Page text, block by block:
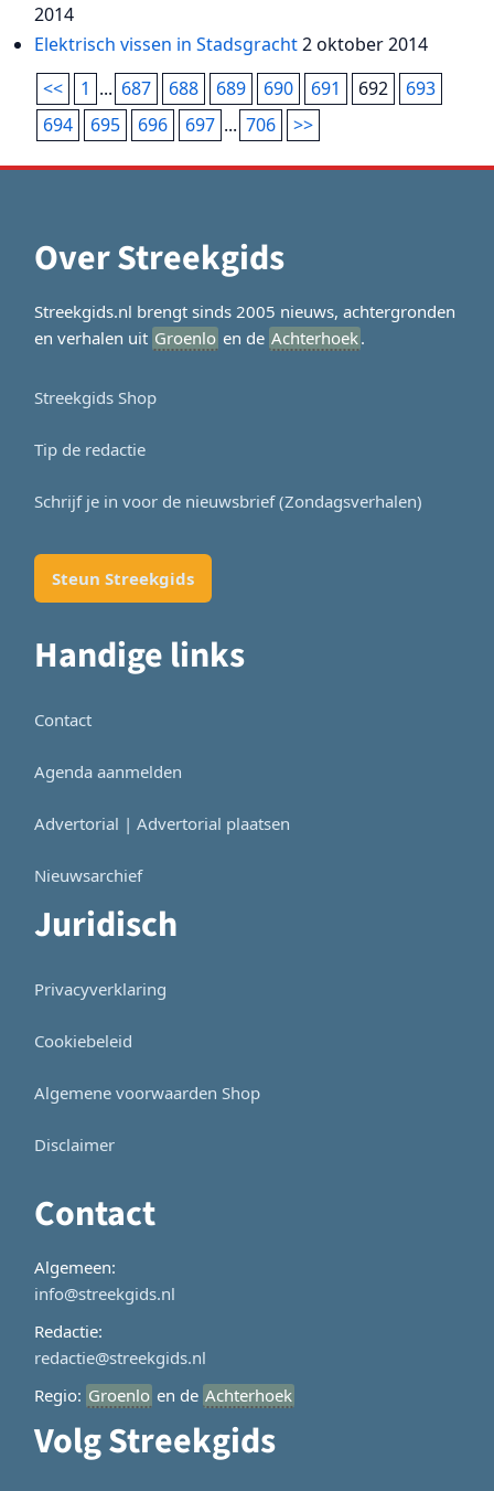
2014
Elektrisch vissen in Stadsgracht2 oktober 2014
<<
1 ... 687 688 689 690 691 692
693
694
695 696 697 ... 706 >>
Over Streekgids
Streekgids.nl brengt sinds 2005 nieuws, achtergronden
en verhalen uit Groenlo en de Achterhoek.
Streekgids Shop
Tip de redactie
Schrijf je in voor de nieuwsbrief (Zondagsverhalen)
Steun Streekgids
Handige links
Contact
Agenda aanmelden
Advertorial | Advertorial plaatsen
Nieuwsarchief
Juridisch
Privacyverklaring
Cookiebeleid
Algemene voorwaarden Shop
Disclaimer
Contact
Algemeen:
info@streekgids.nl
Redactie:
redactie@streekgids.nl
Regio: Groenlo en de Achterhoek
Volg Streekgids